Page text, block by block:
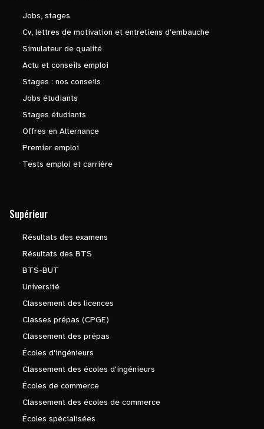
Jobs, stages
Cv, lettres de motivation et entretiens d'embauche
Simulateur de qualité
Actu et conseils emploi
Stages : nos conseils
Jobs étudiants
Stages étudiants
Offres en Alternance
Premier emploi
Tests emploi et carrière
Supérieur
Résultats des examens
Résultats des BTS
BTS-BUT
Université
Classement des licences
Classes prépas (CPGE)
Classement des prépas
Écoles d'ingénieurs
Classement des écoles d'ingénieurs
Écoles de commerce
Classement des écoles de commerce
Écoles spécialisées